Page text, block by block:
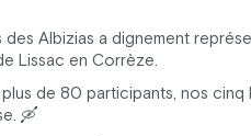
Albizias a dignement
Lissac en Corrèze.
de 80 participants, nos cinq
🛶